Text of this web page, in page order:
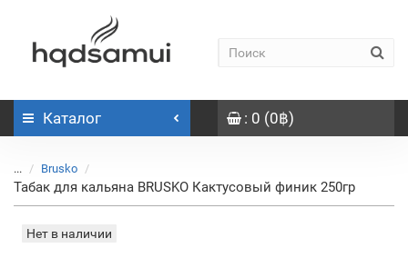
Каталог : 0 (0฿)
... Brusko
Табак для кальяна BRUSKO Кактусовый финик 250гр
Нет в наличии